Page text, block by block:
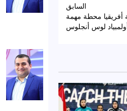
السابق
محطة مهمة
لوس أنجلوس